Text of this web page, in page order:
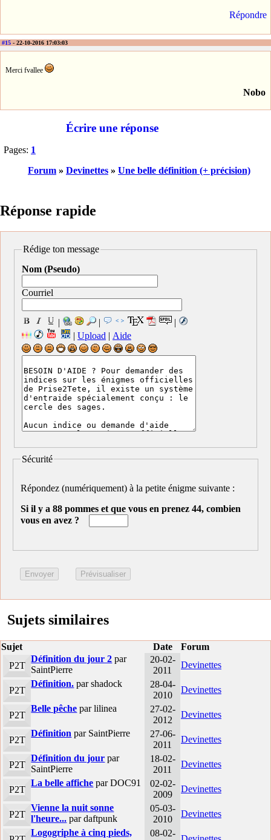
Répondre
#15 - 22-10-2016 17:03:03
Merci fvallee
Nobo
Écrire une réponse
Pages: 1
Forum » Devinettes » Une belle définition (+ précision)
Réponse rapide
Rédige ton message
Nom (Pseudo)
Courriel
| |
|
| Upload | Aide
Sécurité
Répondez (numériquement) à la petite énigme suivante :
Si il y a 88 pommes et que vous en prenez 44, combien
vous en avez ?
Sujets similaires
Sujet Date
Forum
P2T
Définition du jour 2 par
SaintPierre
20-02-
2011
Devinettes
P2T
Définition. par shadock
28-04-
2010
Devinettes
P2T
Belle pêche par lilinea
27-02-
2012
Devinettes
P2T
Définition par SaintPierre
27-06-
2011
Devinettes
P2T
Définition du jour par
SaintPierre
18-02-
2011
Devinettes
P2T
La belle affiche par DOC91
02-02-
2009
Devinettes
P2T
Vienne la nuit sonne
l'heure... par daftpunk
05-03-
2010
Devinettes
Logogriphe à cinq pieds,
08-02-